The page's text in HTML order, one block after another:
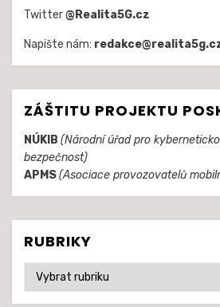
Twitter@Realita5G.cz
Napište nám:
ZÁŠTITU PROJEKTU
NÚKIB (Národní úřad pro
bezpečnost)
APMS(Asociace provozovatelů
RUBRIKY
Rubriky